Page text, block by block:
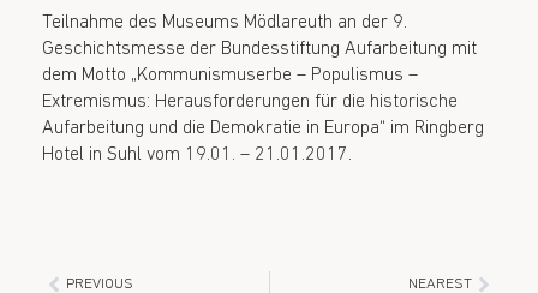
Teilnahme des Museums Mödlareuth an der 9.
Geschichtsmesse der Bundesstiftung Aufarbeitung mit
dem Motto „Kommunismuserbe – Populismus –
Extremismus: Herausforderungen für die historische
Aufarbeitung und die Demokratie in Europa“ im Ringberg
Hotel in Suhl vom 19.01. – 21.01.2017.
PREVIOUS NEAREST